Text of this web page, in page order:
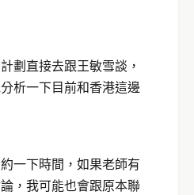
劃直接去跟王敏雪談，
析一下目前和香港這邊
一下時間，如果老師有
，我可能也會跟原本聯